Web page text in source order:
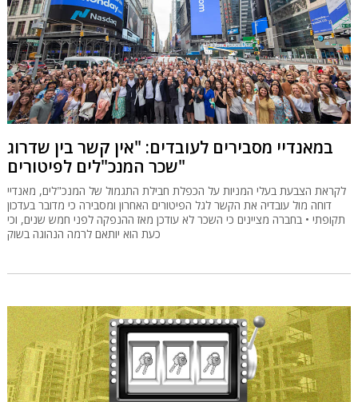
במאנדיי מסבירים לעובדים: "אין קשר בין שדרוג
שכר המנכ"לים לפיטורים"
לקראת הצבעת בעלי המניות על הכפלת חבילת התגמול של המנכ"לים, מאנדיי
דוחה מול עובדיה את הקשר לגל הפיטורים האחרון ומסבירה כי מדובר בעדכון
תקופתי • בחברה מציינים כי השכר לא עודכן מאז ההנפקה לפני חמש שנים, וכי
כעת הוא יותאם לרמה הנהוגה בשוק